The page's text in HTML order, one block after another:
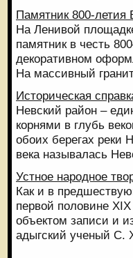
Памятник 800-летия
На Ленивой
памятник в честь
декоративном
На массивный
Историческая
Невский район –
корнями в глубь
обоих берегах реки
века называлась
Устное народное
Как и в
первой половине
объектом записи и
адыгский ученый С.